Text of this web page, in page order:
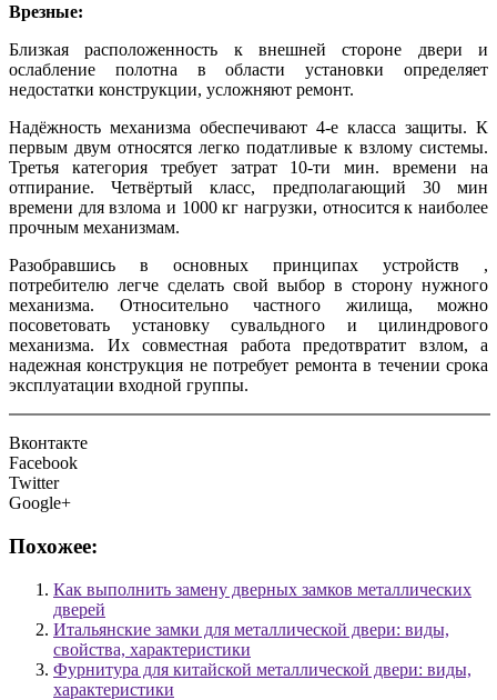
Врезные:
Близкая расположенность к внешней стороне двери и
ослабление полотна в области установки определяет
недостатки конструкции, усложняют ремонт.
Надёжность механизма обеспечивают 4-е класса защиты. К
первым двум относятся легко податливые к взлому системы.
Третья категория требует затрат 10-ти мин. времени на
отпирание. Четвёртый класс, предполагающий 30 мин
времени для взлома и 1000 кг нагрузки, относится к наиболее
прочным механизмам.
Разобравшись в основных принципах устройств ,
потребителю легче сделать свой выбор в сторону нужного
механизма. Относительно частного жилища, можно
посоветовать установку сувальдного и цилиндрового
механизма. Их совместная работа предотвратит взлом, а
надежная конструкция не потребует ремонта в течении срока
эксплуатации входной группы.
Вконтакте
Facebook
Twitter
Google+
Похожее:
Как выполнить замену дверных замков металлических
дверей
Итальянские замки для металлической двери: виды,
свойства, характеристики
Фурнитура для китайской металлической двери: виды,
характеристики